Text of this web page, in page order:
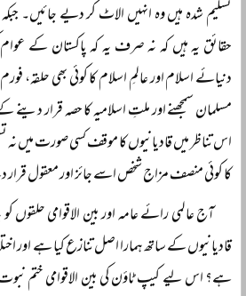
تسلیم شدہ ہیں وہ انہیں الاٹ کر دیے جائیں۔
حقائق یہ ہیں کہ نہ صرف یہ کہ پاکستان کے
دنیائے اسلام اور عالمِ اسلام کا کوئی بھی حلقہ،
مسلمان سمجھنے اور ملتِ اسلامیہ کا حصہ قرار
اس تناظر میں قادیانیوں کا موقف کسی صورت میں نہ
کا کوئی منصف مزاج شخص اسے جائز اور معقول
آج عالمی رائے عامہ اور بین الاقوامی
قادیانیوں کے ساتھ ہمارا اصل تنازع کیا ہے اور
ہے؟ اس لیے کیپ ٹاؤن کی بین الاقوامی ختم